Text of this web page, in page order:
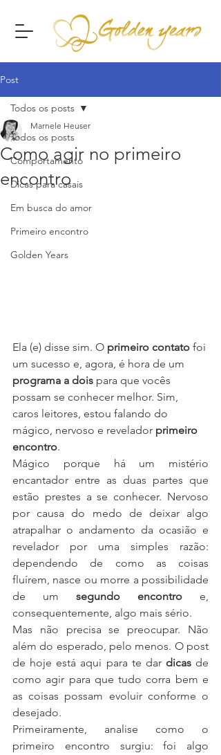
Post
Todos os posts
Comportamento
Dicas para casais
Em busca do amor
Primeiro encontro
Golden Years
Todos os posts
Como agir no primeiro
encontro
Marnele Heuser
Ela (e) disse sim. O primeiro contato foi
um sucesso e, agora, é hora de um
programa a dois para que vocês
possam se conhecer melhor. Sim,
caros leitores, estou falando do
mágico, nervoso e revelador primeiro
encontro.
Mágico porque há um mistério
encantador entre as duas partes que
estão prestes a se conhecer. Nervoso
por causa do medo de deixar algo
atrapalhar o andamento da ocasião e
revelador por uma simples razão:
dependendo de como as coisas
fluírem, nasce ou morre a possibilidade
de um segundo encontro e,
consequentemente, algo mais sério.
Mas não precisa se preocupar. Não
além do esperado, pelo menos. O post
de hoje está aqui para te dar dicas de
como agir para que tudo corra bem e
as coisas possam evoluir conforme o
desejado.
Primeiramente, analise como o